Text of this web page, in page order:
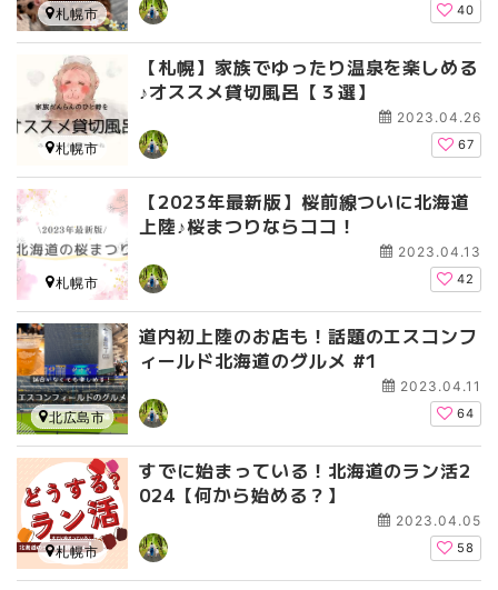
40
札幌市
【札幌】家族でゆったり温泉を楽しめる
♪オススメ貸切風呂【３選】
2023.04.26
67
札幌市
【2023年最新版】桜前線ついに北海道
上陸♪桜まつりならココ！
2023.04.13
42
札幌市
道内初上陸のお店も！話題のエスコンフ
ィールド北海道のグルメ #1
2023.04.11
64
北広島市
すでに始まっている！北海道のラン活2
024【何から始める？】
2023.04.05
58
札幌市